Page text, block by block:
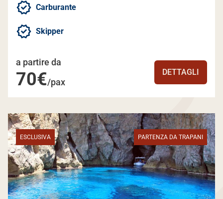
Carburante
Skipper
a partire da
70€/pax
DETTAGLI
ESCLUSIVA PARTENZA DA TRAPANI